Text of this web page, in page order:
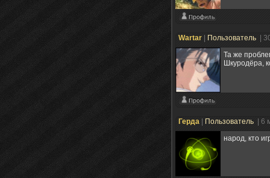
Wartar Пользователь
|
Та же
Шкуродёра,
Герда Пользователь
| 6
народ, кто